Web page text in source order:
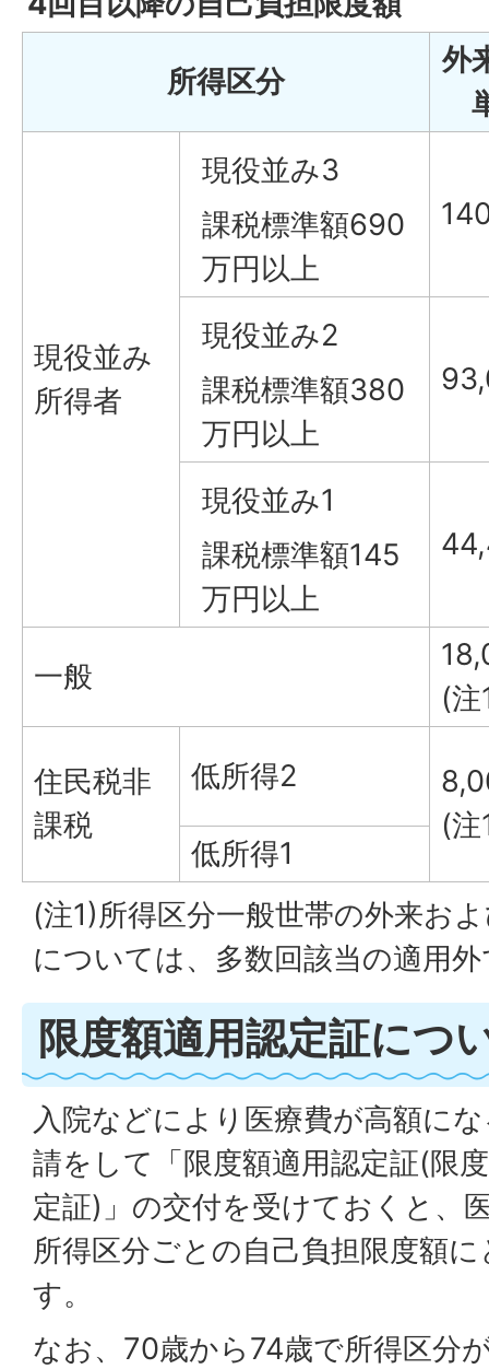
所得区分
外
現役並み
所得者
現役並み3
課税標準額690
万円以上
現役並み2
課税標準額380
万円以上
現役並み1
課税標準額145
万円以上
一般
(注
住民税非
課税
低所得2
(注
低所得1
(注1)所得区分一般世帯の外来お
については、多数回該当の適用
限度額適用認定証につ
入院などにより医療費が高額に
請をして「限度額適用認定証(限
定証)」の交付を受けておくと、
所得区分ごとの自己負担限度額
す。
なお、70歳から74歳で所得区分